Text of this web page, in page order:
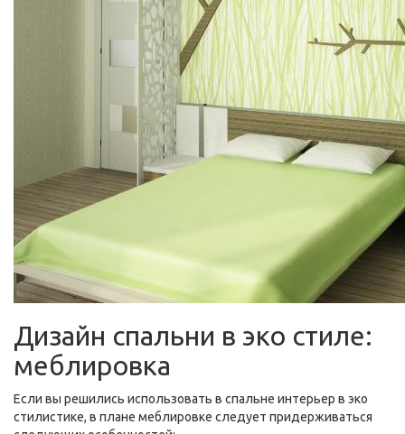
Дизайн спальни в эко стиле:
меблировка
Если вы решились использовать в спальне интерьер в эко
стилистике, в плане меблировке следует придерживаться